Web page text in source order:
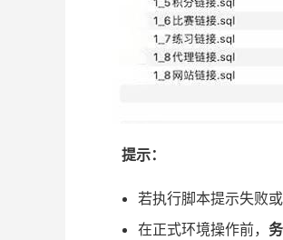
提示：
若执行脚本提示失败
在正式环境操作前，